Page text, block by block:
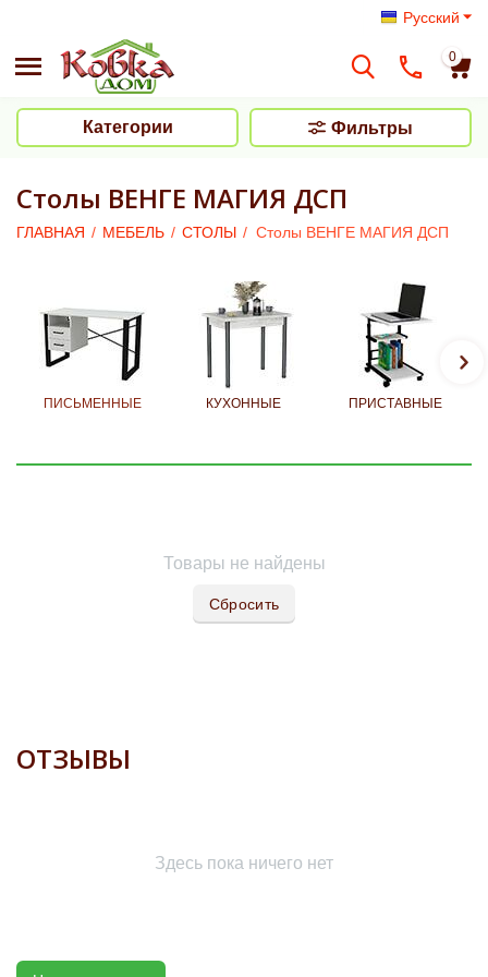
Русский
0
Категории Фильтры
Столы ВЕНГЕ МАГИЯ ДСП
ГЛАВНАЯ / МЕБЕЛЬ / СТОЛЫ / Столы ВЕНГЕ МАГИЯ ДСП
ПИСЬМЕННЫЕ КУХОННЫЕ ПРИСТАВНЫЕ
Товары не найдены
Сбросить
ОТЗЫВЫ
Здесь пока ничего нет